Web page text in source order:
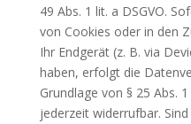
49 Abs. 1 lit. a DSGVO.
von Cookies oder in den
Ihr Endgerät (z. B. via
haben, erfolgt die
Grundlage von § 25 Abs.
jederzeit widerrufbar.